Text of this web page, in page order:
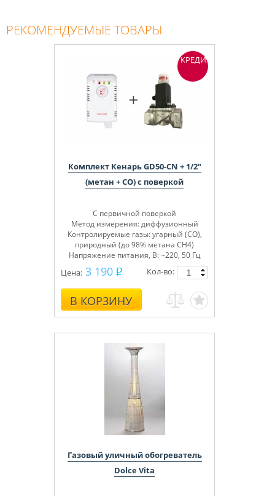
РЕКОМЕНДУЕМЫЕ ТОВАРЫ
Комплект Кенарь GD50-CN + 1/2"
(метан + СО) с поверкой
С первичной поверкой
Метод измерения: диффузионный
Контролируемые газы: угарный (СО),
природный (до 98% метана СН4)
Напряжение питания, В: ~220, 50 Гц
Цена: 3 190
В КОРЗИНУ
Кол-во:
КРЕДИТ
Газовый уличный обогреватель
Dolce Vita